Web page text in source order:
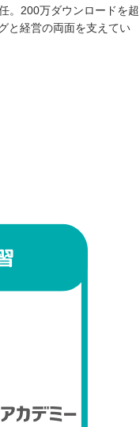
。200万ダウンロードを超
と経営の両面を支えてい